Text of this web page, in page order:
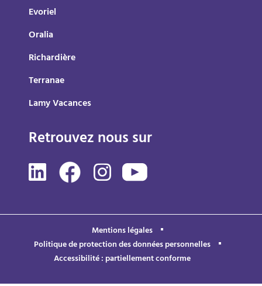
Evoriel
Oralia
Richardière
Terranae
Lamy Vacances
Retrouvez nous sur
Mentions légales
Politique de protection des données personnelles
Accessibilité : partiellement conforme